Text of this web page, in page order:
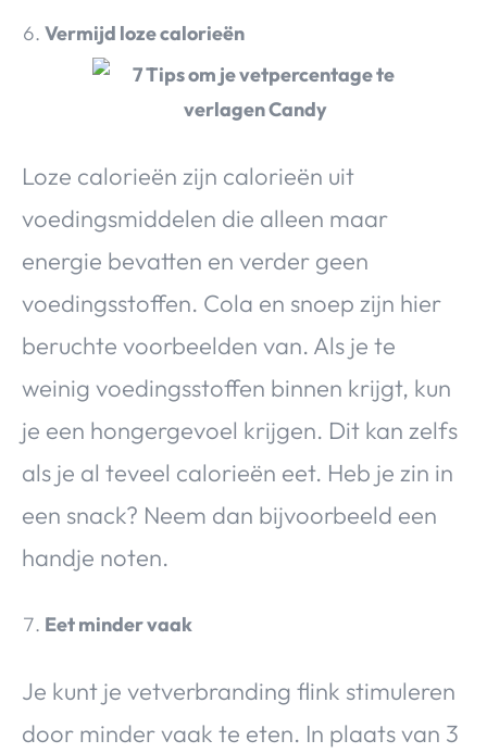
Vermijd loze calorieën
Loze calorieën zijn calorieën uit
voedingsmiddelen die alleen maar
energie bevatten en verder geen
voedingsstoffen. Cola en snoep zijn hier
beruchte voorbeelden van. Als je te
weinig voedingsstoffen binnen krijgt, kun
je een hongergevoel krijgen. Dit kan zelfs
als je al teveel calorieën eet. Heb je zin in
een snack? Neem dan bijvoorbeeld een
handje noten.
Eet minder vaak
Je kunt je vetverbranding flink stimuleren
door minder vaak te eten. In plaats van 3